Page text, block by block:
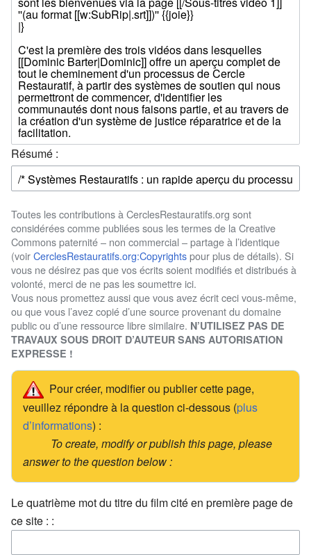
Résumé :
Toutes les contributions à CerclesRestauratifs.org sont
considérées comme publiées sous les termes de la Creative
Commons paternité – non commercial – partage à l’identique
(voirCerclesRestauratifs.org:Copyrightspour plus de détails). Si
vous ne désirez pas que vos écrits soient modifiés et distribués à
volonté, merci de ne pas les soumettre ici.
Vous nous promettez aussi que vous avez écrit ceci vous-même,
ou que vous l’avez copié d’une source provenant du domaine
public ou d’une ressource libre similaire. N’UTILISEZ PAS DE
TRAVAUX SOUS DROIT D’AUTEUR SANS AUTORISATION
EXPRESSE !
Pour créer, modifier ou publier cette page,
veuillez répondre à la question ci-dessous (plus
d’informations) :
To create, modify or publish this page, please
answer to the question below :
Le quatrième mot du titre du film cité en première page de
ce site : :